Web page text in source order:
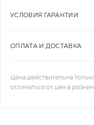
УСЛОВИЯ ГАРАНТИИ
ОПЛАТА И ДОСТАВКА
Цена действительна
отличаться от цен в